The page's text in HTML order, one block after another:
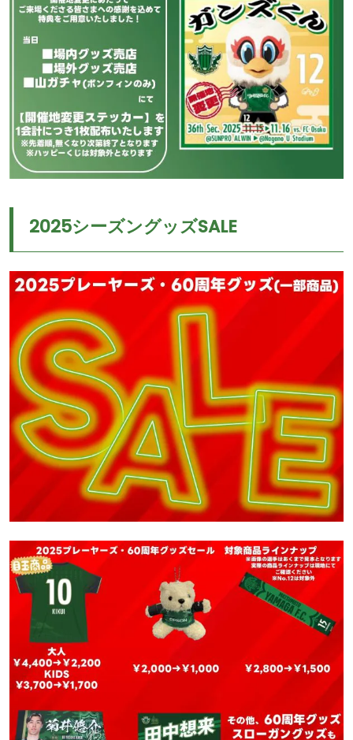
2025シーズングッズSALE